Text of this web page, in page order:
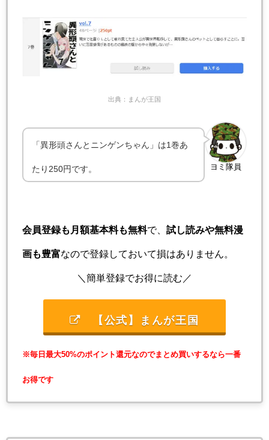
出典：まんが王国
ヨミ隊員
「異形頭さんとニンゲンちゃん」は1巻あ
たり250円です。
会員登録も月額基本料も無料で、 試し読みや無料漫
画も豊富なので登録しておいて損はありません。
＼簡単登録でお得に読む／
【公式】まんが王国
※毎日最大50%のポイント還元なのでまとめ買いするなら一番
お得です